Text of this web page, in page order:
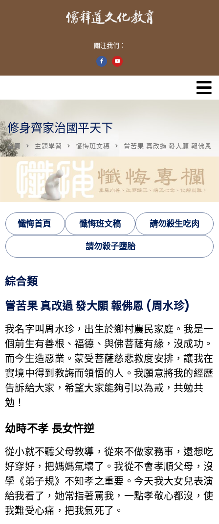
關注我們：
修身齊家治國平天下
首頁 主題學習 懺悔班文稿 嘗苦果 真改過 發大願 報佛恩
懺悔首頁 懺悔班文稿 請勿殺生吃肉
請勿殺子墮胎
綜合類
嘗苦果 真改過 發大願 報佛恩 (周水珍)
我名字叫周水珍，出生於鄉村農民家庭。我是一
個前生有善根、福德、與佛菩薩有緣，沒成功。
而今生造惡業。蒙受菩薩慈悲救度安排，讓我在
實境中得到教誨而領悟的人。我願意將我的經歷
告訴給大家，希望大家能夠引以為戒，共勉共
勉！
幼時不孝 長女忤逆
從小就不聽父母教導，從來不做家務事，還想吃
好穿好，把媽媽氣壞了。我從不會孝順父母，沒
學《弟子規》不知孝之重要。今天我大女兒表演
給我看了，她常指著罵我，一點孝敬心都沒，使
我難受心痛，把我氣死了。